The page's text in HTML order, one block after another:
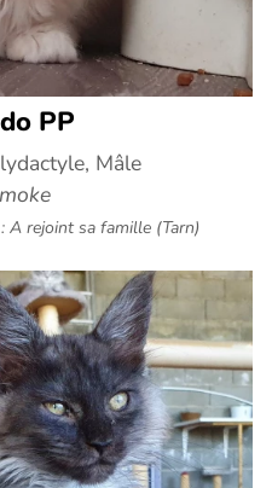
PP
Mâle
A rejoint sa famille (Tarn)